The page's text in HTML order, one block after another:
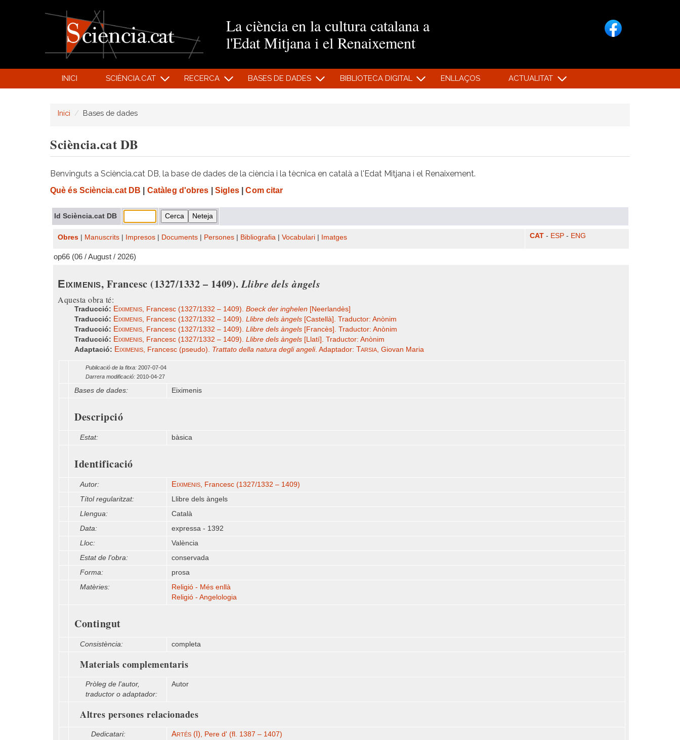
La ciència en la cultura catalana a
l'Edat Mitjana i el Renaixement
INICI SCIÈNCIA.CAT RECERCA BASES DE DADES BIBLIOTECA DIGITAL ENLLAÇOS ACTUALITAT
Inici Bases de dades
Sciència.cat DB
Benvinguts a Sciència.cat DB, la base de dades de la ciència i la tècnica en català a l'Edat Mitjana i el Renaixement.
Què és Sciència.cat DB Catàleg d'obres Sigles| Com citar
Id Sciència.cat DB
Obres Manuscrits Impresos Documents Persones Bibliografia Vocabulari Imatges CAT - ESP - ENG
op66 (06 / August / 2026)
Eiximenis, Francesc (1327/1332 – 1409).Llibre dels àngels
Aquesta obra té:
Traducció: Eiximenis, Francesc (1327/1332 – 1409). Boeck der inghelen [Neerlandès]
Traducció: Eiximenis, Francesc (1327/1332 – 1409). Llibre dels àngels [Castellà]. Traductor: Anònim
Traducció: Eiximenis, Francesc (1327/1332 – 1409). Llibre dels àngels [Francès]. Traductor: Anònim
Traducció: Eiximenis, Francesc (1327/1332 – 1409). Llibre dels àngels [Llatí]. Traductor: Anònim
Adaptació: Eiximenis, Francesc (pseudo). Trattato della natura degli angeli. Adaptador: Tarsia, Giovan Maria
Publicació de la fitxa: 2007-07-04
Darrera modificació: 2010-04-27
Bases de dades: Eiximenis
Descripció
Estat: bàsica
Identificació
Autor: Eiximenis, Francesc (1327/1332 – 1409)
Títol regularitzat:
Llibre dels àngels
Llengua:
Català
Data:
expressa - 1392
Lloc:
València
Estat de l'obra:
conservada
Forma:
prosa
Matèries:
Religió - Més enllà
Religió - Angelologia
Contingut
Consistència: completa
Materials complementaris
Pròleg de l'autor,
traductor o adaptador:
Autor
Altres persones relacionades
Dedicatari: Artés (I), Pere d' (fl. 1387 – 1407)